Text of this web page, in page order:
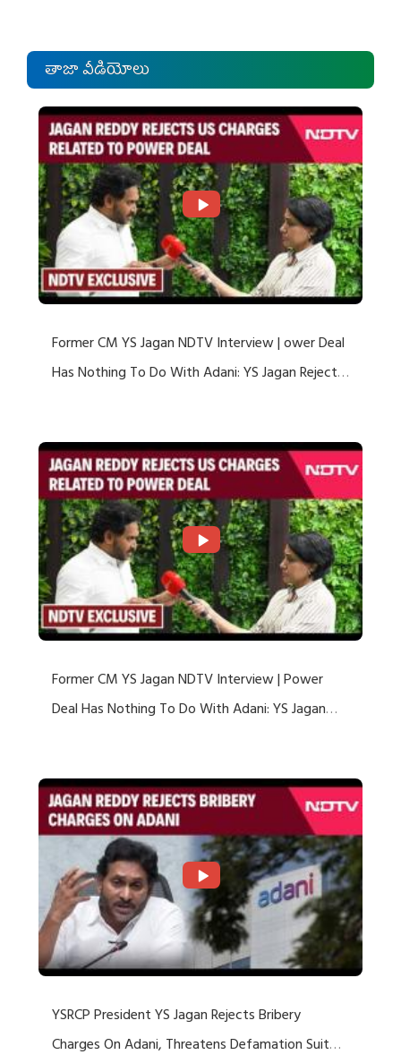
తాజా వీడియోలు
Former CM YS Jagan NDTV Interview | ower Deal
Has Nothing To Do With Adani: YS Jagan Rejects
Former CM YS Jagan NDTV Interview | Power
Deal Has Nothing To Do With Adani: YS Jagan
YSRCP President YS Jagan Rejects Bribery
Charges On Adani, Threatens Defamation Suit